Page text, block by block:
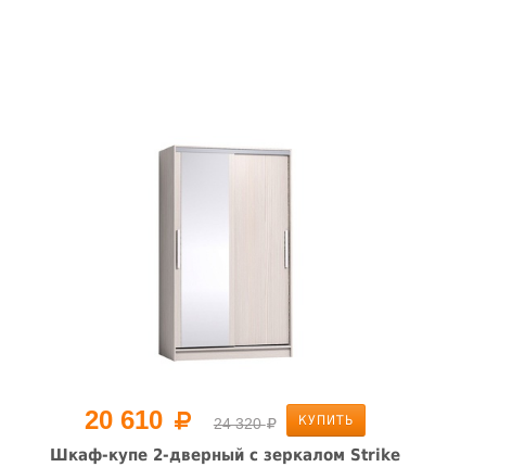
20 610 24 320 КУПИТЬ
Шкаф-купе 2-дверный с зеркалом Strike